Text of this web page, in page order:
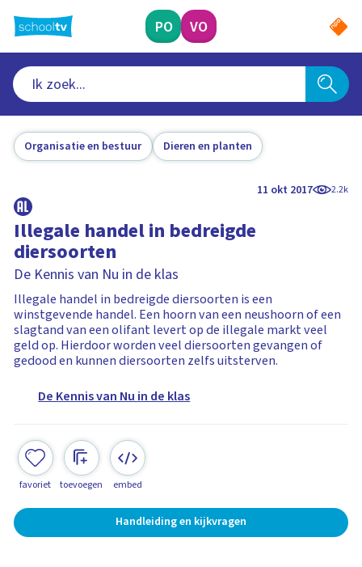
naar
hoofdinhoud
PO VO
Organisatie en bestuur Dieren en planten
11 okt 2017 2.2k
Illegale handel in bedreigde
diersoorten
De Kennis van Nu in de klas
Illegale handel in bedreigde diersoorten is een
winstgevende handel. Een hoorn van een neushoorn of een
slagtand van een olifant levert op de illegale markt veel
geld op. Hierdoor worden veel diersoorten gevangen of
gedood en kunnen diersoorten zelfs uitsterven.
De Kennis van Nu in de klas
favoriet toevoegen embed
Handleiding en kijkvragen